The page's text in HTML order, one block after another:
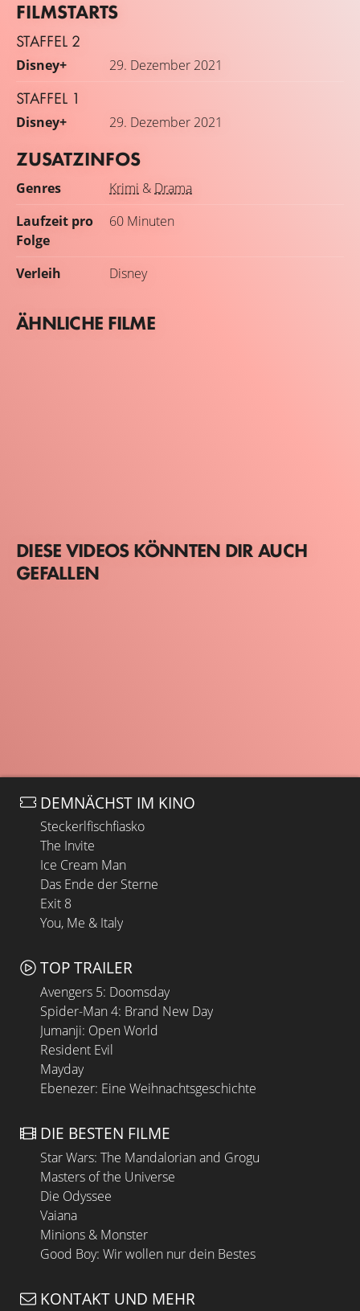
FILMSTARTS
STAFFEL 2
Disney+ 29. Dezember 2021
STAFFEL 1
Disney+ 29. Dezember 2021
ZUSATZINFOS
Genres Krimi & Drama
Laufzeit pro
Folge
60 Minuten
Verleih Disney
ÄHNLICHE FILME
DIESE VIDEOS KÖNNTEN DIR AUCH
GEFALLEN
DEMNÄCHST IM KINO
Steckerlfischfiasko
The Invite
Ice Cream Man
Das Ende der Sterne
Exit 8
You, Me & Italy
TOP TRAILER
Avengers 5: Doomsday
Spider-Man 4: Brand New Day
Jumanji: Open World
Resident Evil
Mayday
Ebenezer: Eine Weihnachtsgeschichte
DIE BESTEN FILME
Star Wars: The Mandalorian and Grogu
Masters of the Universe
Die Odyssee
Vaiana
Minions & Monster
Good Boy: Wir wollen nur dein Bestes
KONTAKT UND MEHR